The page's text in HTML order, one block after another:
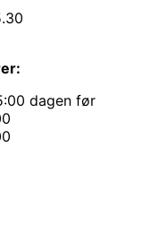
dagen før